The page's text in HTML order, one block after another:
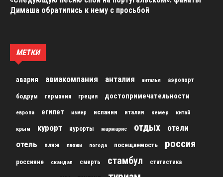
Димаша обратились к нему с просьбой
МЕТКИ
авария авиакомпания анталия анталья аэропорт
бодрум германия греция достопримечательности
европа египет измир испания италия кемер китай
крым курорт курорты мармарис отдых
отели
отель
пляж пляжи погода посещаемость россия
россияне скандал смерть стамбул статистика